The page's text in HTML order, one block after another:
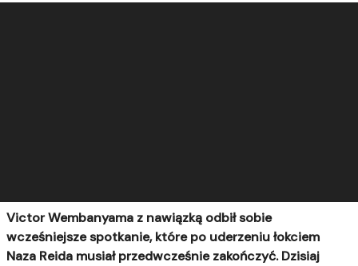
Victor Wembanyama z nawiązką odbił sobie
wcześniejsze spotkanie, które po uderzeniu łokciem
Naza Reida musiał przedwcześnie zakończyć. Dzisiaj